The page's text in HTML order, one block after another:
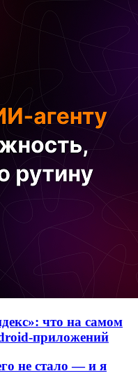
что на самом
приложений
не стало — и я